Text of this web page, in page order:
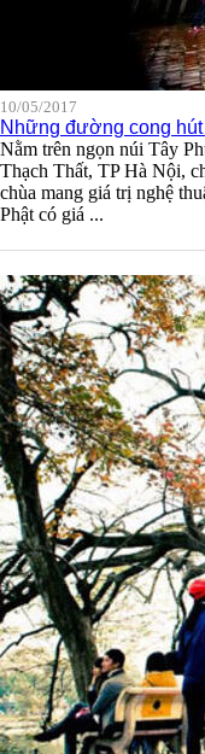
10/05/2017
Những đường cong
Nằm trên ngọn núi Tây
Thạch Thất, TP Hà Nội,
chùa mang giá trị nghệ
Phật có giá ...